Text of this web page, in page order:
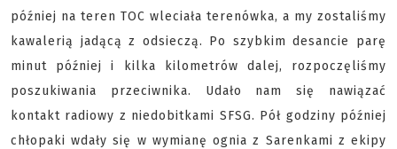
później na teren TOC wleciała terenówka, a my zostaliśmy
kawalerią jadącą z odsieczą. Po szybkim desancie parę
minut później i kilka kilometrów dalej, rozpoczęliśmy
poszukiwania przeciwnika. Udało nam się nawiązać
kontakt radiowy z niedobitkami SFSG. Pół godziny później
chłopaki wdały się w wymianę ognia z Sarenkami z ekipy